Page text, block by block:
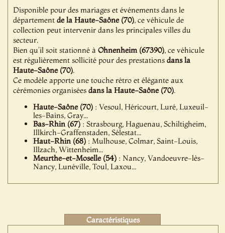
Disponible pour des mariages et événements dans le
départementde la Haute-Saône (70), ce véhicule de
collection peut intervenir dans les principales villes du
secteur.
Bien qu’il soit stationné àOhnenheim (67390), ce véhicule
est régulièrement sollicité pour des prestationsdans la
Haute-Saône (70).
Ce modèle apporte une touche rétro et élégante aux
cérémonies organiséesdans la Haute-Saône (70).
Haute-Saône (70) : Vesoul, Héricourt, Luré, Luxeuil-
les-Bains, Gray...
Bas-Rhin (67) : Strasbourg, Haguenau, Schiltigheim,
Illkirch-Graffenstaden, Sélestat...
Haut-Rhin (68) : Mulhouse, Colmar, Saint-Louis,
Illzach, Wittenheim...
Meurthe-et-Moselle (54) : Nancy, Vandoeuvre-lès-
Nancy, Lunéville, Toul, Laxou...
Caractéristiques